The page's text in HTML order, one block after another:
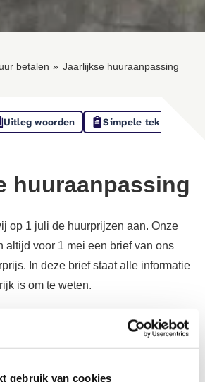
gebruik van cookies
betalen Jaarlijkse huuraanpassing
Uitleg woorden
Simpele tekst
huuraanpassing
op 1 juli de huurprijzen aan. Onze
altijd voor 1 mei een brief van ons
In deze brief staat alle informatie
is om te weten.
1 juli 2026
van de huurprijzen van al onze